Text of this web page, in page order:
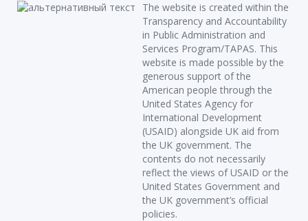
The website is created within the
Transparency and Accountability
in Public Administration and
Services Program/TAPAS. This
website is made possible by the
generous support of the
American people through the
United States Agency for
International Development
(USAID) alongside UK aid from
the UK government. The
contents do not necessarily
reflect the views of USAID or the
United States Government and
the UK government’s official
policies.